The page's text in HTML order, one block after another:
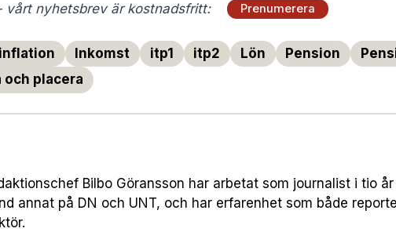
vårt nyhetsbrev är kostnadsfritt: Prenumerera
inflation Inkomst itp1 itp2 Lön Pension
och placera
Bilbo Göransson har arbetat som journalist i tio
annat på DN och UNT, och har erfarenhet som både